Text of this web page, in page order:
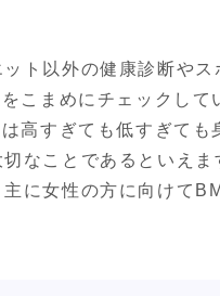
ト以外の健康診断や
こまめにチェックして
高すぎても低すぎて
なことであるといえま
に女性の方に向けて